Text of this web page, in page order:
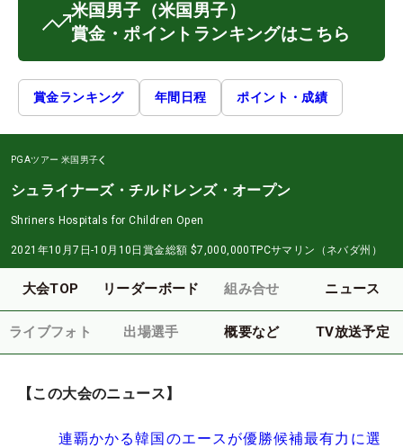
米国男子 （米国男子）
賞金・ポイントランキングはこちら
賞金ランキング 年間日程 ポイント・成績
PGAツアー 米国男子
シュライナーズ・チルドレンズ・オープン
Shriners Hospitals for Children Open
2021年10月7日-10月10日 賞金総額 $7,000,000TPCサマリン（ネバダ州）
大会TOP リーダーボード 組み合せ ニュース
ライブフォト 出場選手 概要など TV放送予定
【この大会のニュース】
連覇かかる韓国のエースが優勝候補最有力に選